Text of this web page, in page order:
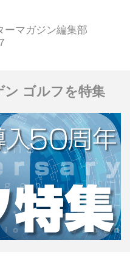
ーマガジン編集部
ン ゴルフを特集